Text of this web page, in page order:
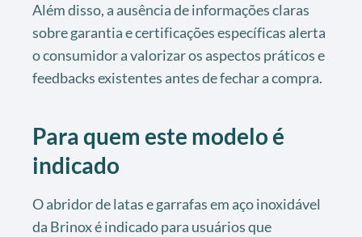
Além disso, a ausência de informações claras
sobre garantia e certificações específicas alerta
o consumidor a valorizar os aspectos práticos e
feedbacks existentes antes de fechar a compra.
Para quem este modelo é
indicado
O abridor de latas e garrafas em aço inoxidável
da Brinox é indicado para usuários que